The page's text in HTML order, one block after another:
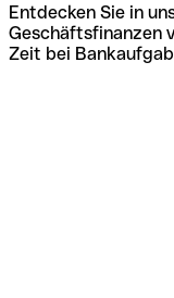
Entdecken Sie in
Geschäftsfinanzen
Zeit bei